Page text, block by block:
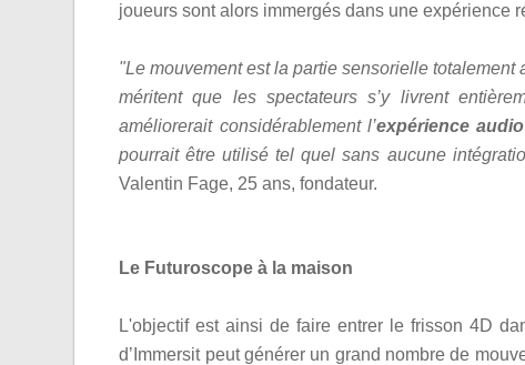
joueurs sont alors immergés dans une expérience
"Le mouvement est la partie sensorielle
méritent que les spectateurs s’y livrent
améliorerait considérablement l’expérience
pourrait être utilisé tel quel sans aucune
Valentin Fage, 25 ans, fondateur.
Le Futuroscope à la maison
L'objectif est ainsi de faire entrer le frisson 4D
d’Immersit peut générer un grand nombre de